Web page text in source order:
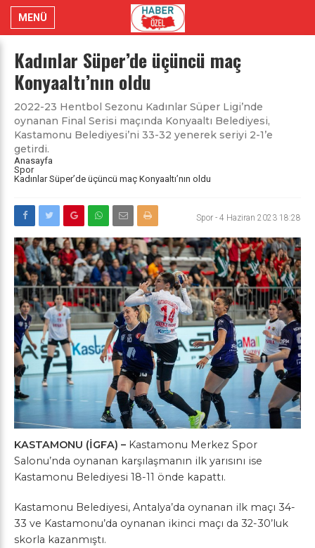
MENÜ
Kadınlar Süper’de üçüncü maç
Konyaaltı’nın oldu
2022-23 Hentbol Sezonu Kadınlar Süper Ligi’nde
oynanan Final Serisi maçında Konyaaltı Belediyesi,
Kastamonu Belediyesi’ni 33-32 yenerek seriyi 2-1’e
getirdi.
Anasayfa
Spor
Kadınlar Süper’de üçüncü maç Konyaaltı’nın oldu
Spor - 4 Haziran 2023 18:28
KASTAMONU (İGFA) – Kastamonu Merkez Spor
Salonu’nda oynanan karşılaşmanın ilk yarısını ise
Kastamonu Belediyesi 18-11 önde kapattı.
Kastamonu Belediyesi, Antalya’da oynanan ilk maçı 34-
33 ve Kastamonu’da oynanan ikinci maçı da 32-30’luk
skorla kazanmıştı.